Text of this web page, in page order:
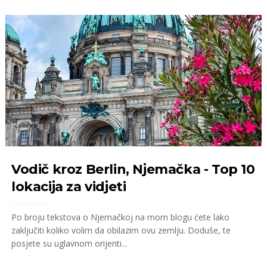
Vodič kroz Berlin, Njemačka - Top 10
lokacija za vidjeti
Po broju tekstova o Njemačkoj na mom blogu ćete lako
zaključiti koliko volim da obilazim ovu zemlju. Doduše, te
posjete su uglavnom orijenti...